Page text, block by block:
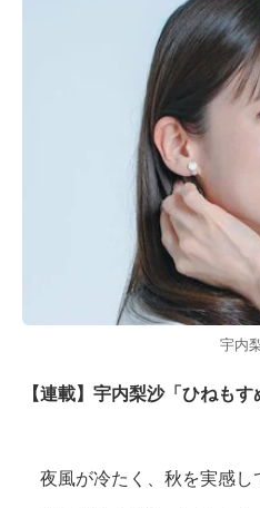
宇内
【連載】宇内梨沙「ひねも
夜風が冷たく、秋を実感し